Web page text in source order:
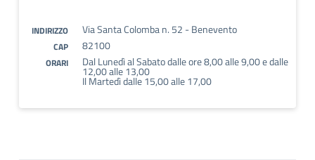
INDIRIZZO Via Santa Colomba n. 52 - Benevento
CAP 82100
ORARI Dal Lunedì al Sabato dalle ore 8,00 alle 9,00 e dalle
12,00 alle 13,00
Il Martedì dalle 15,00 alle 17,00